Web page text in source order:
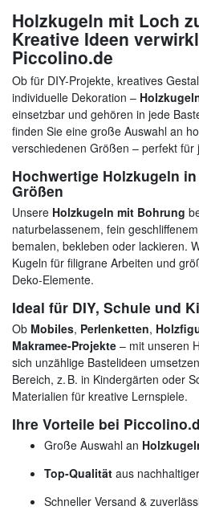
Holzkugeln mit Loch
Kreative Ideen
Piccolino.de
Ob für DIY-Projekte, kreatives
individuelle Dekoration –
einsetzbar und gehören in jede
finden Sie eine große Auswahl an
verschiedenen Größen – perfekt für
Hochwertige Holzkugeln
Größen
Unsere Holzkugeln mit Bohrung
naturbelassenem, fein
bemalen, bekleben oder lackieren.
Kugeln für filigrane Arbeiten und
Deko-Elemente.
Ideal für DIY, Schule und
Ob Mobiles, Perlenketten,
Makramee-Projekte – mit unseren
sich unzählige Bastelideen
Bereich, z. B. in Kindergärten oder
Materialien für kreative Lernspiele.
Ihre Vorteile bei
Große Auswahl an
Top-Qualität aus
Schneller Versand &